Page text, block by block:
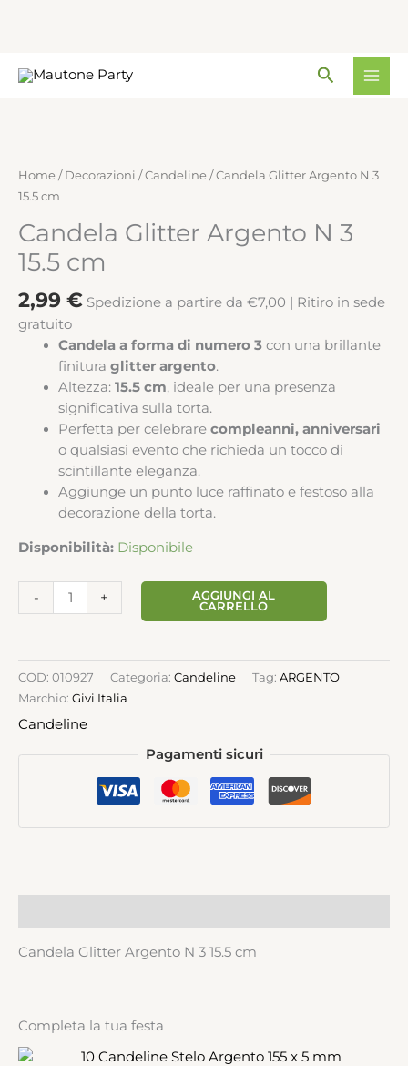
Cerca
Home/Decorazioni /Candeline/ Candela Glitter Argento N 3
15.5 cm
Candela Glitter Argento N 3
15.5 cm
2,99 € Spedizione a partire da €7,00 | Ritiro in sede
gratuito
Candela a forma di numero 3con una brillante
finitura glitter argento.
Altezza: 15.5 cm, ideale per una presenza
significativa sulla torta.
Perfetta per celebrare compleanni, anniversari
o qualsiasi evento che richieda un tocco di
scintillante eleganza.
Aggiunge un punto luce raffinato e festoso alla
decorazione della torta.
Disponibilità: Disponibile
-
Argento
N
15.5
cm
quantità
+
AGGIUNGI AL
CARRELLO
COD: 010927 Categoria: Candeline Tag: ARGENTO
Marchio: Givi Italia
Candeline
Pagamenti sicuri
Candela Glitter Argento N 3 15.5 cm
Completa la tua festa
quantità